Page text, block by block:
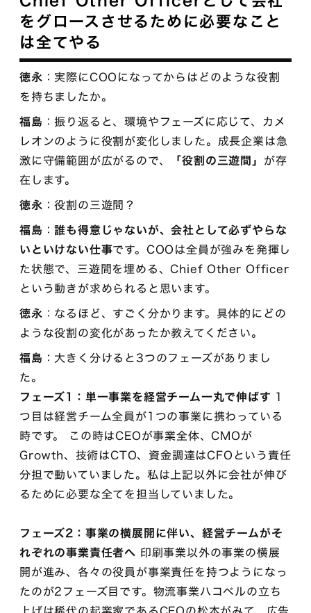
をグロースさせるために必要なこと
は全てやる
徳永 ：実際にCOOになってからはどのような役割
を持ちましたか。
福島 ：振り返ると、環境やフェーズに応じて、カメ
レオンのように役割が変化しました。成長企業は急
激に守備範囲が広がるので、
「役割の三遊間」 が存
在します。
徳永 ：役割の三遊間？
福島 ：誰も得意じゃないが、会社として必ずやらな
いといけない仕事です。COOは全員が強みを発揮し
た状態で、三遊間を埋める、Chief Other Officer
という動きが求められると思います。
徳永 ：なるほど、すごく分かります。具体的にどの
ような役割の変化があったか教えてください。
福島 ：大きく分けると3つのフェーズがありまし
た。
フェーズ1：単一事業を経営チーム一丸で伸ばす 1
つ目は経営チーム全員が1つの事業に携わっている
時です。 この時はCEOが事業全体、CMOが
Growth、技術はCTO、資金調達はCFOという責任
分担で動いていました。私は上記以外に会社が伸び
るために必要な全てを担当していました。
フェーズ2：事業の横展開に伴い、経営チームがそ
れぞれの事業責任者へ 印刷事業以外の事業の横展
開が進み、各々の役員が事業責任を持つようになっ
たのが2フェーズ目です。物流事業ハコベルの立ち